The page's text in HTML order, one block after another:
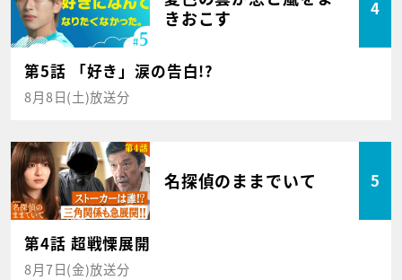
きおこす
4
第5話 「好き」涙の告白!?
8月8日(土)放送分
名探偵のままでいて 5
第4話 超戦慄展開
8月7日(金)放送分